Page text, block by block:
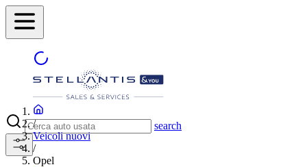
search
/
Veicoli nuovi
/
Opel